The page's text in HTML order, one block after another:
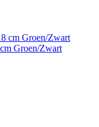
Groen/Zwart